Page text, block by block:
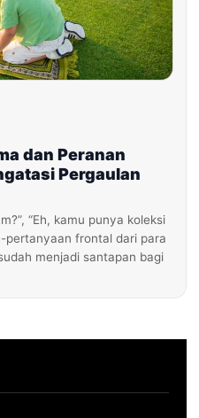
dan Peranan
Pergaulan
“Eh, kamu punya koleksi
pertanyaan frontal dari para
menjadi santapan bagi